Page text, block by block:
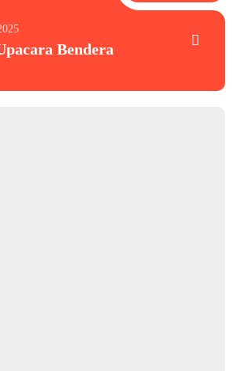
Bendera